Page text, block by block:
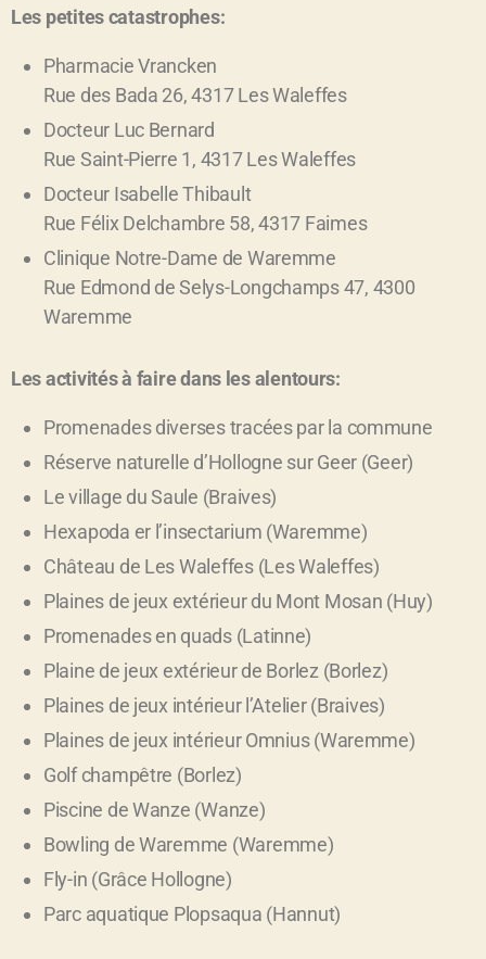
Les petites catastrophes:
Pharmacie Vrancken
Rue des Bada 26, 4317 Les Waleffes
Docteur Luc Bernard
Rue Saint-Pierre 1, 4317 Les Waleffes
Docteur Isabelle Thibault
Rue Félix Delchambre 58, 4317 Faimes
Clinique Notre-Dame de Waremme
Rue Edmond de Selys-Longchamps 47, 4300
Waremme
Les activités à faire dans les alentours:
Promenades diverses tracées par la commune
Réserve naturelle d’Hollogne sur Geer (Geer)
Le village du Saule (Braives)
Hexapoda er l’insectarium (Waremme)
Château de Les Waleffes (Les Waleffes)
Plaines de jeux extérieur du Mont Mosan (Huy)
Promenades en quads (Latinne)
Plaine de jeux extérieur de Borlez (Borlez)
Plaines de jeux intérieur l’Atelier (Braives)
Plaines de jeux intérieur Omnius (Waremme)
Golf champêtre (Borlez)
Piscine de Wanze (Wanze)
Bowling de Waremme (Waremme)
Fly-in (Grâce Hollogne)
Parc aquatique Plopsaqua (Hannut)